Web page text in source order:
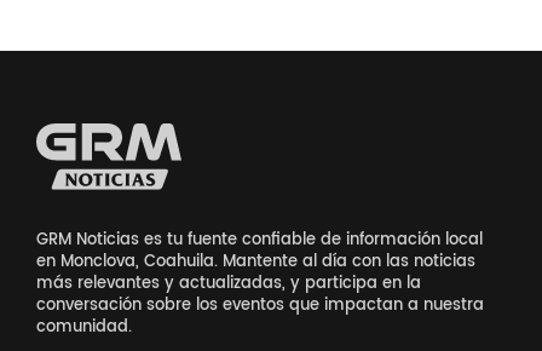
GRM Noticias es tu fuente confiable de información local
en Monclova, Coahuila. Mantente al día con las noticias
más relevantes y actualizadas, y participa en la
conversación sobre los eventos que impactan a nuestra
comunidad.